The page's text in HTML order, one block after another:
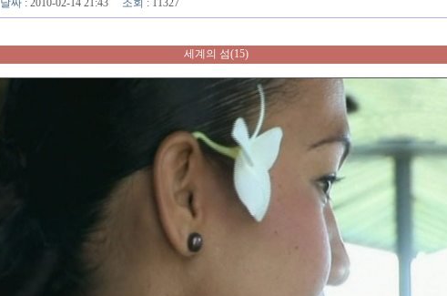
날짜: 2010-02-14 21:43 조회 : 11327
세계의 섬(15)